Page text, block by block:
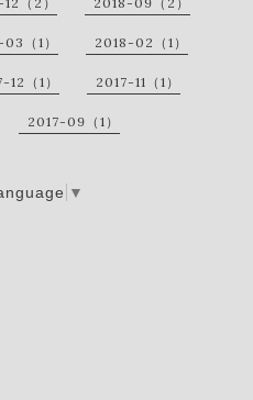
（1） 2018-02（1）
12（1） 2017-11（1）
2017-09（1）
▼